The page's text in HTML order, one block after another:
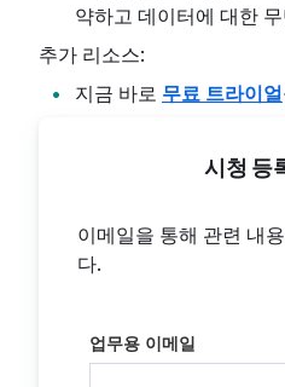
약하고 데이터에 대한
추가 리소스:
지금 바로 무료 트라이얼
시청 등
이메일을 통해 관련 내
다.
업무용 이메일